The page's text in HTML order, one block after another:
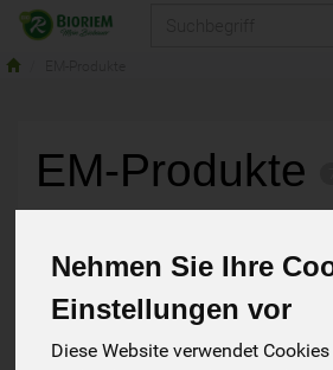
Nehmen Sie Ihre
Einstellungen vor
Diese Website verwendet
EM-Produkte
Hersteller Allergene